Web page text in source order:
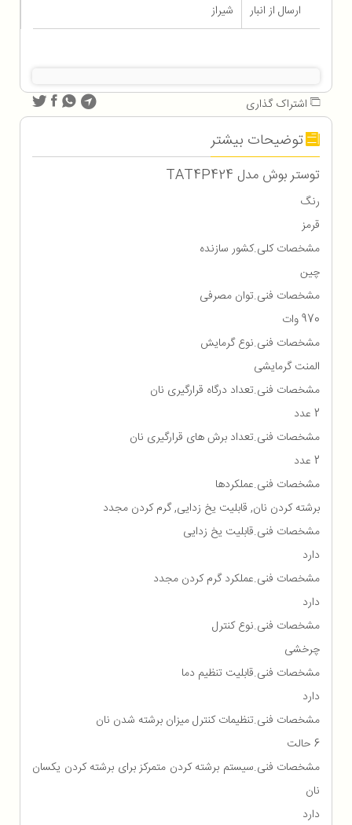
ارسال از انبار
شیراز
اشتراک گذاری
توضیحات بیشتر
توستر بوش مدل TAT4P424
رنگ
قرمز
مشخصات کلی.کشور سازنده
چین
مشخصات فنی.توان مصرفی
970 وات
مشخصات فنی.نوع گرمایش
المنت گرمایشی
مشخصات فنی.تعداد درگاه قرارگیری نان
2 عدد
مشخصات فنی.تعداد برش های قرارگیری نان
2 عدد
مشخصات فنی.عملکردها
برشته کردن نان, قابلیت یخ زدایی, گرم کردن مجدد
مشخصات فنی.قابلیت یخ زدایی
دارد
مشخصات فنی.عملکرد گرم کردن مجدد
دارد
مشخصات فنی.نوع کنترل
چرخشی
مشخصات فنی.قابلیت تنظیم دما
دارد
مشخصات فنی.تنظیمات کنترل میزان برشته شدن نان
6 حالت
مشخصات فنی.سیستم برشته کردن متمرکز برای برشته کردن یکسان
نان
دارد